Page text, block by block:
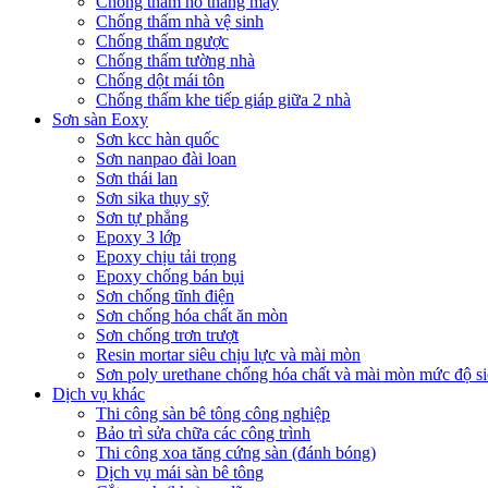
Chống thấm nhà vệ sinh
Chống thấm ngược
Chống thấm tường nhà
Chống dột mái tôn
Chống thấm khe tiếp giáp giữa 2 nhà
Sơn sàn Eoxy
Sơn kcc hàn quốc
Sơn nanpao đài loan
Sơn thái lan
Sơn sika thụy sỹ
Sơn tự phẳng
Epoxy 3 lớp
Epoxy chịu tải trọng
Epoxy chống bán bụi
Sơn chống tĩnh điện
Sơn chống hóa chất ăn mòn
Sơn chống trơn trượt
Resin mortar siêu chịu lực và mài mòn
Sơn poly urethane chống hóa chất và mài mòn mức độ
Dịch vụ khác
Thi công sàn bê tông công nghiệp
Bảo trì sửa chữa các công trình
Thi công xoa tăng cứng sàn (đánh bóng)
Dịch vụ mái sàn bê tông